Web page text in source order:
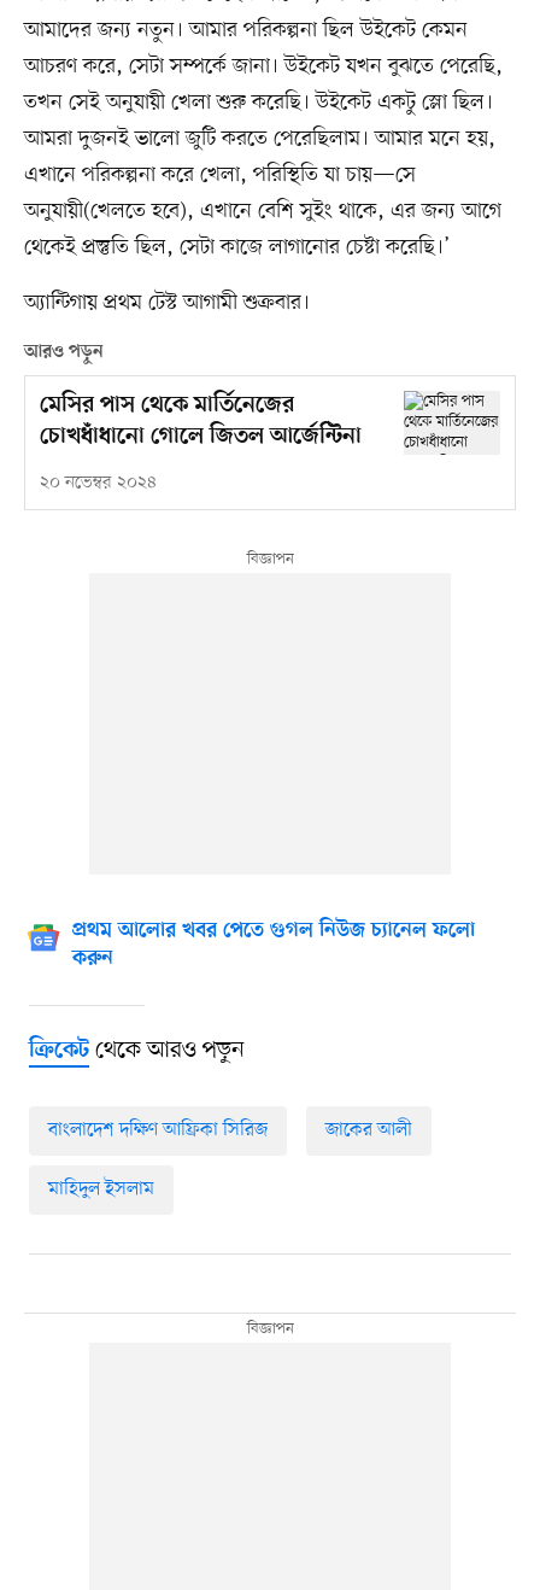
আমাদের জন্য নতুন। আমার পরিকল্পনা ছিল উইকেট কেমন
আচরণ করে, সেটা সম্পর্কে জানা। উইকেট যখন বুঝতে পেরেছি,
তখন সেই অনুযায়ী খেলা শুরু করেছি। উইকেট একটু স্লো ছিল।
আমরা দুজনই ভালো জুটি করতে পেরেছিলাম। আমার মনে হয়,
এখানে পরিকল্পনা করে খেলা, পরিস্থিতি যা চায়—সে
অনুযায়ী(খেলতে হবে), এখানে বেশি সুইং থাকে, এর জন্য আগে
থেকেই প্রস্তুতি ছিল, সেটা কাজে লাগানোর চেষ্টা করেছি।’
অ্যান্টিগায় প্রথম টেস্ট আগামী শুক্রবার।
আরও পড়ুন
মেসির পাস থেকে মার্তিনেজের
চোখধাঁধানো গোলে জিতল আর্জেন্টিনা
২০ নভেম্বর ২০২৪
প্রথম আলোর খবর পেতে গুগল নিউজ চ্যানেল ফলো
করুন
ক্রিকেটথেকে আরও পড়ুন
বাংলাদেশ দক্ষিণ আফ্রিকা সিরিজ জাকের আলী
মাহিদুল ইসলাম